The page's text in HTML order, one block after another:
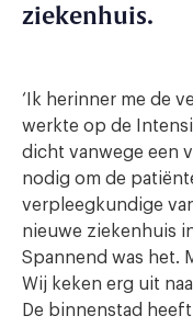
ziekenhuis.
‘Ik herinner me de
werkte op de
dicht vanwege een
nodig om de
verpleegkundige
nieuwe ziekenhuis
Spannend was het.
Wij keken erg uit
De binnenstad